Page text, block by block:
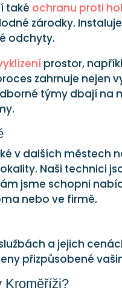
také ochranu proti
zárodky.
odchyty.
prostor,
zahrnuje nejen
týmy dbají na
v dalších městech
Naši technici
jsme schopni
nebo ve firmě.
a jejich
přizpůsobené
Kroměříži?